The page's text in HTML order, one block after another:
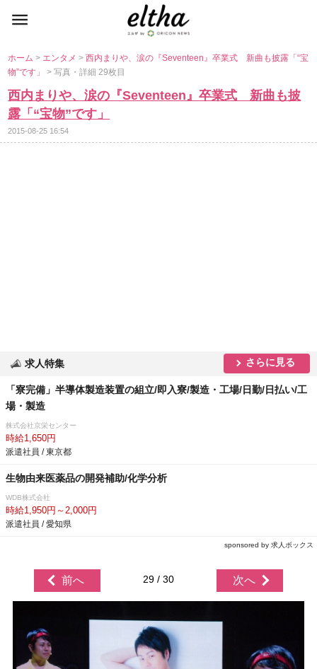
ホーム> エンタメ>西内まりや、涙の『Seventeen』卒業式 新曲も披露「“宝
物”です」> 写真・詳細 29枚目
西内まりや、涙の『Seventeen』卒業式 新曲も披
露「“宝物”です」
2015-08-25 16:54
求人特集 さらに見る
「寮完備」半導体製造装置の組立/即入寮/製造・工場/日勤/日払い/工
場・製造
株式会社京栄センター
時給1,650円
派遣社員 / 東京都
生物由来医薬品の開発補助/化学分析
WDB株式会社
時給1,950円～2,000円
派遣社員 / 愛知県
sponsored by 求人ボックス
前へ 29 / 30 次へ